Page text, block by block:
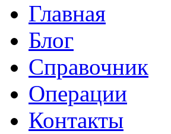
Главная
Блог
Справочник
Операции
Контакты